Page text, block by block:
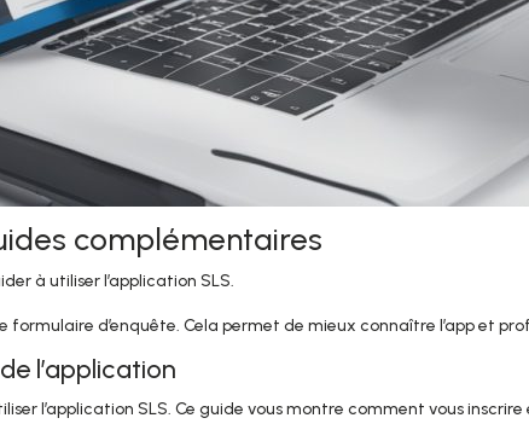
complémentaires
à utiliser l’application SLS.
formulaire d’enquête. Cela permet de mieux connaître l’app et
l’application
l’application SLS. Ce guide vous montre comment vous